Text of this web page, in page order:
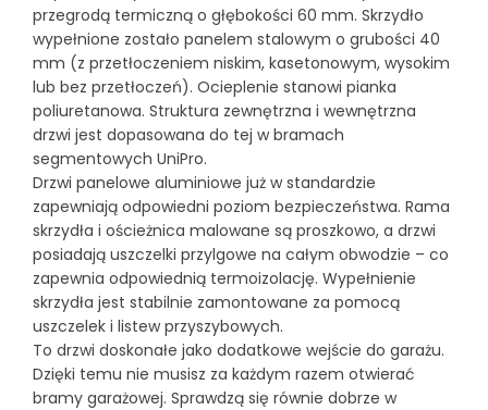
przegrodą termiczną o głębokości 60 mm. Skrzydło
wypełnione zostało panelem stalowym o grubości 40
mm (z przetłoczeniem niskim, kasetonowym, wysokim
lub bez przetłoczeń). Ocieplenie stanowi pianka
poliuretanowa. Struktura zewnętrzna i wewnętrzna
drzwi jest dopasowana do tej w bramach
segmentowych UniPro.
Drzwi panelowe aluminiowe już w standardzie
zapewniają odpowiedni poziom bezpieczeństwa. Rama
skrzydła i ościeżnica malowane są proszkowo, a drzwi
posiadają uszczelki przylgowe na całym obwodzie – co
zapewnia odpowiednią termoizolację. Wypełnienie
skrzydła jest stabilnie zamontowane za pomocą
uszczelek i listew przyszybowych.
To drzwi doskonałe jako dodatkowe wejście do garażu.
Dzięki temu nie musisz za każdym razem otwierać
bramy garażowej. Sprawdzą się równie dobrze w